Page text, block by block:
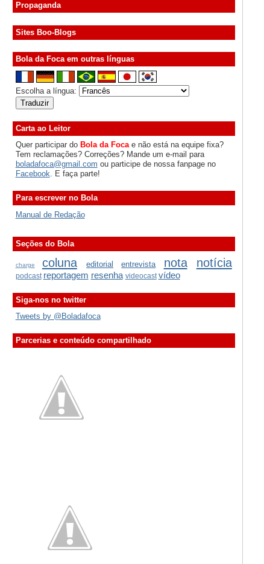
Propaganda
Sites Boo-Blogs
Bola da Foca em outras línguas
Escolha a língua:
Carta ao Leitor
Quer participar do Bola da Focae não está na equipe fixa?
Tem reclamações? Correções? Mande um e-mail para
boladafoca@gmail.com ou participe de nossa fanpage no
Facebook . E faça parte!
Para escrever no Bola
Manual de Redação
Seções do Bola
charge coluna editorial entrevista nota notícia
podcast reportagem resenha videocast vídeo
Siga-nos no twitter
Tweets by @Boladafoca
Parcerias e conteúdo compartilhado